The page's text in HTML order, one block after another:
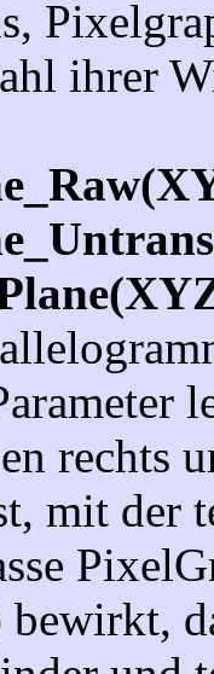
ihrer
rechts
mit der
bewirkt,